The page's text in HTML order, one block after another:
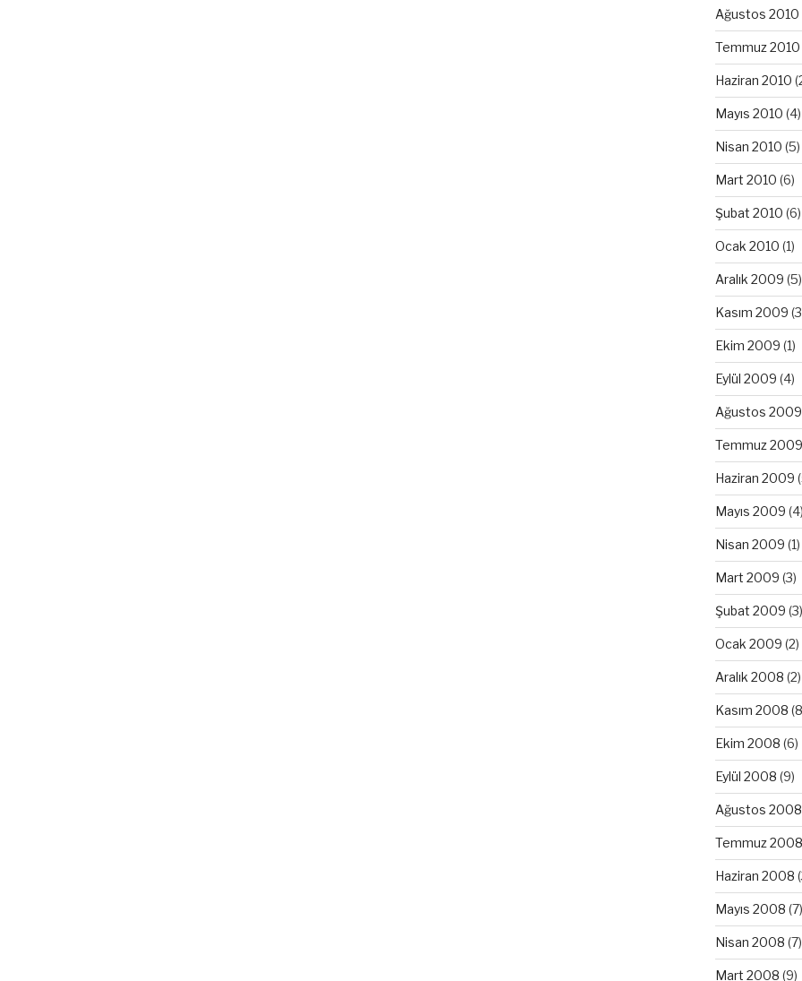
Ağustos 2010
Temmuz 2010
Haziran 2010
Mayıs 2010 (4)
Nisan 2010 (5)
Mart 2010 (6)
Şubat 2010 (6)
Ocak 2010 (1)
Aralık 2009 (5)
Kasım 2009
Ekim 2009 (1)
Eylül 2009 (4)
Ağustos 2009
Temmuz 2009
Haziran 2009
Mayıs 2009 (4)
Nisan 2009 (1)
Mart 2009 (3)
Şubat 2009 (3)
Ocak 2009 (2)
Aralık 2008 (2)
Kasım 2008
Ekim 2008 (6)
Eylül 2008 (9)
Ağustos 2008
Temmuz 2008
Haziran 2008
Mayıs 2008 (7)
Nisan 2008 (7)
Mart 2008 (9)